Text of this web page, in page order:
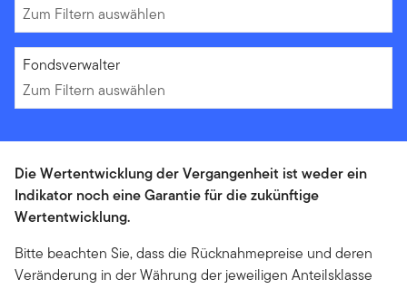
Zum Filtern auswählen
Zum Filtern auswählen
Fondsverwalter
Zum Filtern auswählen
Die Wertentwicklung der Vergangenheit ist weder ein
Indikator noch eine Garantie für die zukünftige
Wertentwicklung.
Bitte beachten Sie, dass die Rücknahmepreise und deren
Veränderung in der Währung der jeweiligen Anteilsklasse